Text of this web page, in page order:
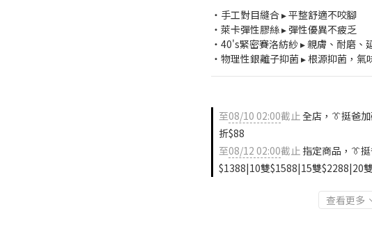
・手工對目縫合 ▸ 平整舒適不咬腳
・萊卡彈性膠絲 ▸ 彈性優異不疲乏
・40's緊密賽洛紡紗 ▸ 親膚、耐磨、
・物理性銀離子抑菌 ▸ 根源抑菌，氣
至08/10 02:00截止全店，👔挺爸
折$88
至08/12 02:00截止 指定商品，👔
$1388|10雙$1588|15雙$2288|20
查看更多